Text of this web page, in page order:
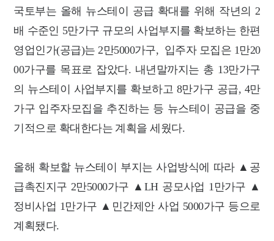
국토부는 올해 뉴스테이 공급 확대를 위해 작년의 2
배 수준인 5만가구 규모의 사업부지를 확보하는 한편
영업인가(공급)는 2만5000가구, 입주자 모집은 1만20
00가구를 목표로 잡았다. 내년말까지는 총 13만가구
의 뉴스테이 사업부지를 확보하고 8만가구 공급, 4만
가구 입주자모집을 추진하는 등 뉴스테이 공급을 중
기적으로 확대한다는 계획을 세웠다.
올해 확보할 뉴스테이 부지는 사업방식에 따라 ▲공
급촉진지구 2만5000가구 ▲LH 공모사업 1만가구 ▲
정비사업 1만가구 ▲민간제안 사업 5000가구 등으로
계획됐다.